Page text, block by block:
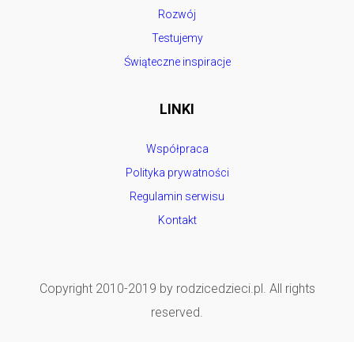
Rozwój
Testujemy
Świąteczne inspiracje
LINKI
Współpraca
Polityka prywatności
Regulamin serwisu
Kontakt
Copyright 2010-2019 by rodzicedzieci.pl. All rights
reserved.